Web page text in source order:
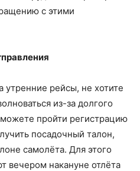
с этими
рейсы, не хотите
из-за долгого
пройти регистрацию
посадочный талон,
самолёта. Для этого
вечером накануне отлёта